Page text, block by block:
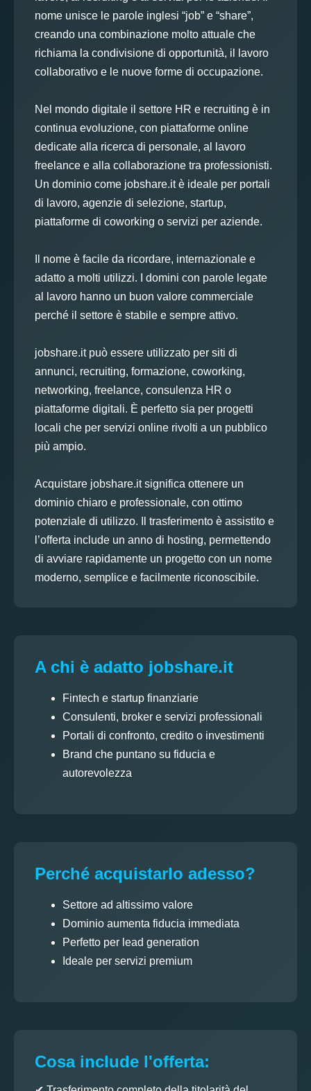
nome unisce le parole inglesi “job” e “share”,
creando una combinazione molto attuale che
richiama la condivisione di opportunità, il lavoro
collaborativo e le nuove forme di occupazione.
Nel mondo digitale il settore HR e recruiting è in
continua evoluzione, con piattaforme online
dedicate alla ricerca di personale, al lavoro
freelance e alla collaborazione tra professionisti.
Un dominio come jobshare.it è ideale per portali
di lavoro, agenzie di selezione, startup,
piattaforme di coworking o servizi per aziende.
Il nome è facile da ricordare, internazionale e
adatto a molti utilizzi. I domini con parole legate
al lavoro hanno un buon valore commerciale
perché il settore è stabile e sempre attivo.
jobshare.it può essere utilizzato per siti di
annunci, recruiting, formazione, coworking,
networking, freelance, consulenza HR o
piattaforme digitali. È perfetto sia per progetti
locali che per servizi online rivolti a un pubblico
più ampio.
Acquistare jobshare.it significa ottenere un
dominio chiaro e professionale, con ottimo
potenziale di utilizzo. Il trasferimento è assistito e
l’offerta include un anno di hosting, permettendo
di avviare rapidamente un progetto con un nome
moderno, semplice e facilmente riconoscibile.
A chi è adatto jobshare.it
Fintech e startup finanziarie
Consulenti, broker e servizi professionali
Portali di confronto, credito o investimenti
Brand che puntano su fiducia e
autorevolezza
Perché acquistarlo adesso?
Settore ad altissimo valore
Dominio aumenta fiducia immediata
Perfetto per lead generation
Ideale per servizi premium
Cosa include l'offerta: